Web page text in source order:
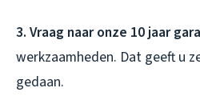
3. Vraag naar onze 10 jaar
werkzaamheden. Dat geeft u
gedaan.